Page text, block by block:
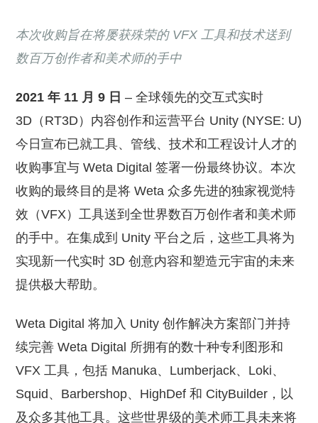
本次收购旨在将屡获殊荣的 VFX 工具和技术送到
数百万创作者和美术师的手中
2021 年 11 月 9 日 – 全球领先的交互式实时
3D（RT3D）内容创作和运营平台 Unity (NYSE: U)
今日宣布已就工具、管线、技术和工程设计人才的
收购事宜与 Weta Digital 签署一份最终协议。本次
收购的最终目的是将 Weta 众多先进的独家视觉特
效（VFX）工具送到全世界数百万创作者和美术师
的手中。在集成到 Unity 平台之后，这些工具将为
实现新一代实时 3D 创意内容和塑造元宇宙的未来
提供极大帮助。
Weta Digital 将加入 Unity 创作解决方案部门并持
续完善 Weta Digital 所拥有的数十种专利图形和
VFX 工具，包括 Manuka、Lumberjack、Loki、
Squid、Barbershop、HighDef 和 CityBuilder，以
及众多其他工具。这些世界级的美术师工具未来将